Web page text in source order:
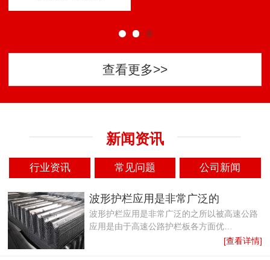
查看更多>>
新闻资讯
行业资讯 常见问题 公司新闻
​波形护栏应用是非常广泛的
波形护栏应用是非常广泛的之所以被高速公路
应用是由于高速公路护栏板各方面优…
[查看详情]